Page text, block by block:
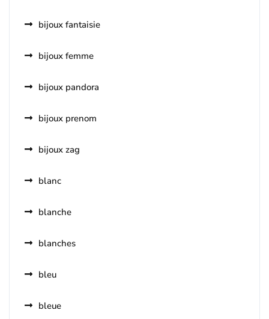
bijoux fantaisie
bijoux femme
bijoux pandora
bijoux prenom
bijoux zag
blanc
blanche
blanches
bleu
bleue